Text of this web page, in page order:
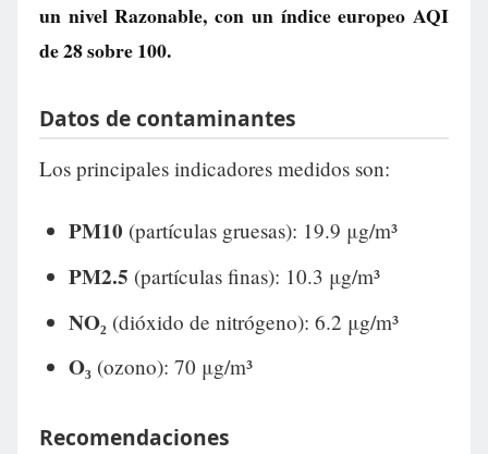
un nivelRazonable, con un índice europeo AQI
de28sobre 100.
Datos de contaminantes
Los principales indicadores medidos son:
PM10 (partículas gruesas): 19.9 μg/m³
PM2.5 (partículas finas): 10.3 μg/m³
NO₂ (dióxido de nitrógeno): 6.2 μg/m³
O₃ (ozono): 70 μg/m³
Recomendaciones